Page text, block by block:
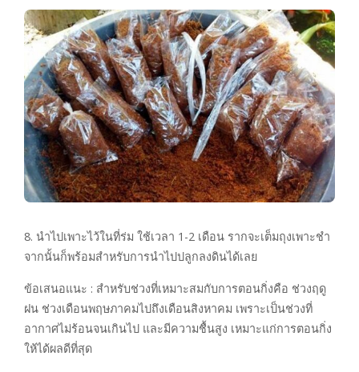
8. นำไปเพาะไว้ในที่ร่ม ใช้เวลา 1-2 เดือน รากจะเต็มถุงเพาะชำ
จากนั้นก็พร้อมสำหรับการนำไปปลูกลงดินได้เลย
ข้อเสนอแนะ : สำหรับช่วงที่เหมาะสมกับการตอนกิ่งคือ ช่วงฤดู
ฝน ช่วงเดือนพฤษภาคมไปถึงเดือนสิงหาคม เพราะเป็นช่วงที่
อากาศไม่ร้อนจนเกินไป และมีความชื้นสูง เหมาะแก่การตอนกิ่ง
ให้ได้ผลดีที่สุด